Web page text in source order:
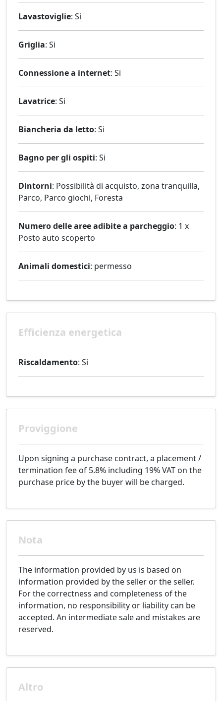
Lavastoviglie: Si
Griglia: Si
Connessione a internet: Si
Lavatrice: Si
Biancheria da letto: Si
Bagno per gli ospiti: Si
Dintorni: Possibilità di acquisto, zona tranquilla,
Parco, Parco giochi, Foresta
Numero delle aree adibite a parcheggio: 1 x
Posto auto scoperto
Animali domestici: permesso
Efficienza energetica
Riscaldamento: Si
Proviggione
Upon signing a purchase contract, a placement /
termination fee of 5.8% including 19% VAT on the
purchase price by the buyer will be charged.
Nota
The information provided by us is based on
information provided by the seller or the seller.
For the correctness and completeness of the
information, no responsibility or liability can be
accepted. An intermediate sale and mistakes are
reserved.
Altro